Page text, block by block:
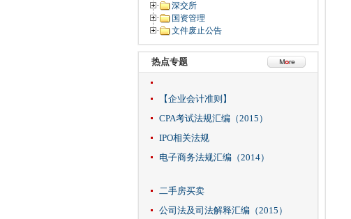
深交所
国资管理
文件废止公告
热点专题
【企业会计准则】
CPA考试法规汇编（2015）
IPO相关法规
电子商务法规汇编（2014）
二手房买卖
公司法及司法解释汇编（2015）